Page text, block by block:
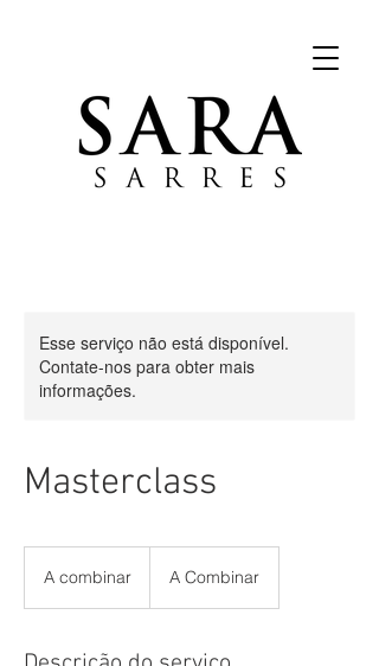
Esse serviço não está disponível.
Contate-nos para obter mais
informações.
Masterclass
A combinar A Combinar